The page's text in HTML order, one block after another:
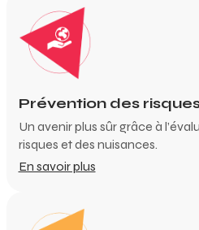
Prévention des
Un avenir plus sûr grâce à
risques et des nuisances.
En savoir plus